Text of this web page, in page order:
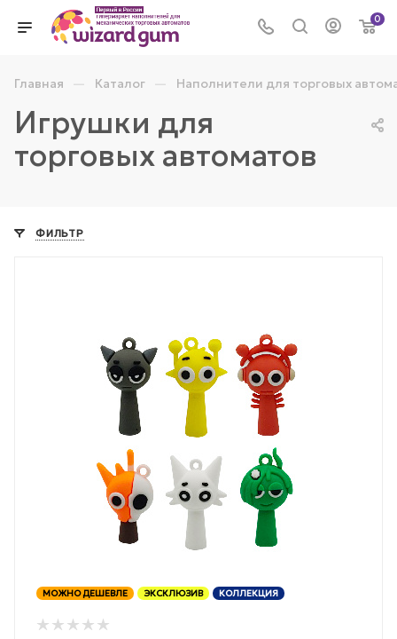
0
Главная — Каталог — Наполнители для торговых
Игрушки для
торговых автоматов
ФИЛЬТР
МОЖНО ДЕШЕВЛЕ ЭКСКЛЮЗИВ КОЛЛЕКЦИЯ